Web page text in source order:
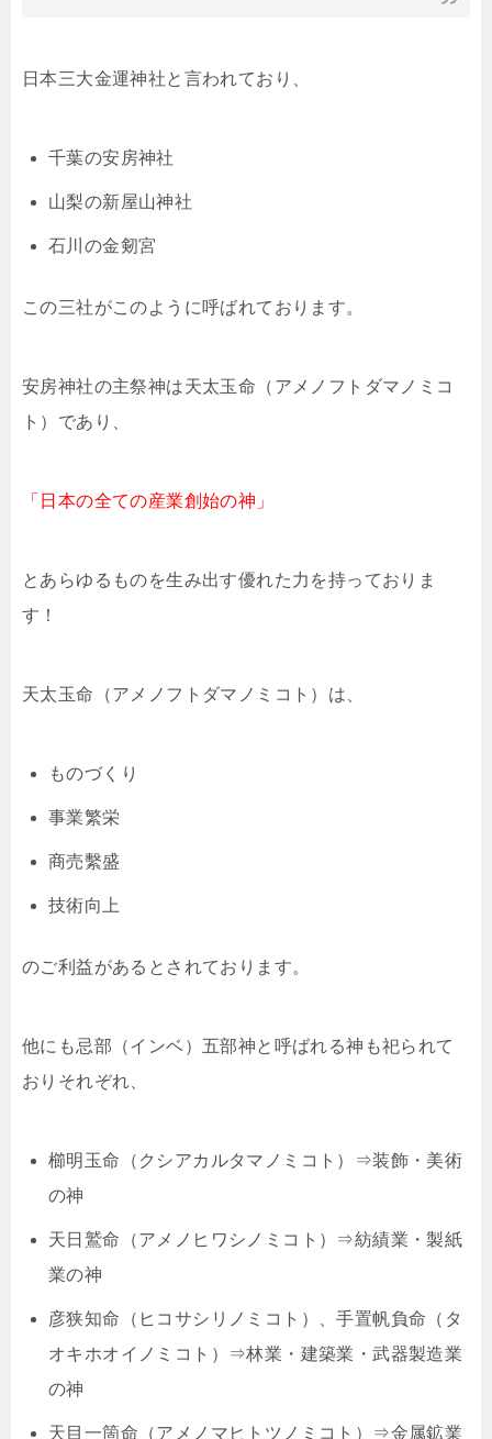
日本三大金運神社と言われており、
千葉の安房神社
山梨の新屋山神社
石川の金剱宮
この三社がこのように呼ばれております。
安房神社の主祭神は天太玉命（アメノフトダマノミコ
ト）であり、
「日本の全ての産業創始の神」
とあらゆるものを生み出す優れた力を持っておりま
す！
天太玉命（アメノフトダマノミコト）は、
ものづくり
事業繁栄
商売繫盛
技術向上
のご利益があるとされております。
他にも忌部（インベ）五部神と呼ばれる神も祀られて
おりそれぞれ、
櫛明玉命（クシアカルタマノミコト）⇒装飾・美術
の神
天日鷲命（アメノヒワシノミコト）⇒紡績業・製紙
業の神
彦狭知命（ヒコサシリノミコト）、手置帆負命（タ
オキホオイノミコト）⇒林業・建築業・武器製造業
の神
天目一箇命（アメノマヒトツノミコト）⇒金属鉱業